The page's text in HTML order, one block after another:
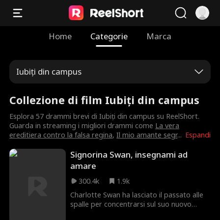
Home Categorie Marca
Iubiți din campus
Collezione di film Iubiți din campus
Espandi
Esplora 57 drammi brevi di Iubiți din campus su ReelShort.
Guarda in streaming i migliori drammi come La vera
ereditiera contro la falsa regina,Il mio amante segr...
Signorina Swan, insegnami ad
amare
300.4k
1.9k
Charlotte Swan ha lasciato il passato alle
spalle per concentrarsi sul suo nuovo